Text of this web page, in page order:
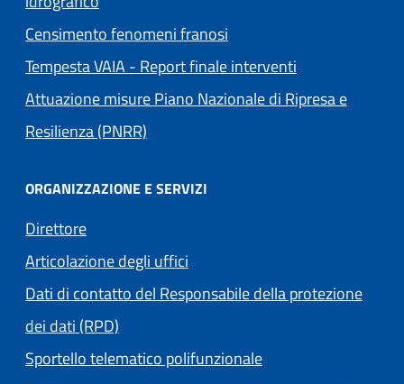
Censimento fenomeni franosi
Tempesta VAIA - Report finale interventi
Attuazione misure Piano Nazionale di Ripresa e
Resilienza (PNRR)
ORGANIZZAZIONE E SERVIZI
Direttore
Articolazione degli uffici
Dati di contatto del Responsabile della protezione
dei dati (RPD)
Sportello telematico polifunzionale